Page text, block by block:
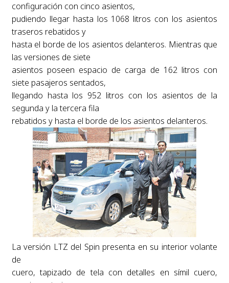
configuración con cinco asientos,
pudiendo llegar hasta los 1068 litros con los asientos
traseros rebatidos y
hasta el borde de los asientos delanteros. Mientras que
las versiones de siete
asientos poseen espacio de carga de 162 litros con
siete pasajeros sentados,
llegando hasta los 952 litros con los asientos de la
segunda y la tercera fila
rebatidos y hasta el borde de los asientos delanteros.
La versión LTZ del Spin presenta en su interior volante
de
cuero, tapizado de tela con detalles en símil cuero,